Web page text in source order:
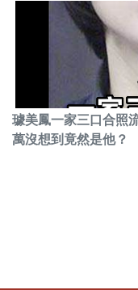
璩美鳳一家三口合照
萬沒想到竟然是他？